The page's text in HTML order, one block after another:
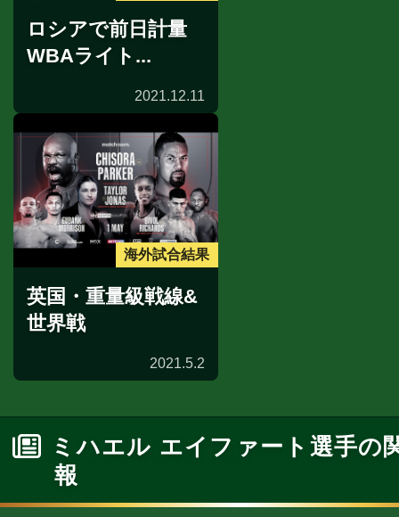
ロシアで前日計量
WBAライト...
2021.12.11
海外試合結果
英国・重量級戦線&
世界戦
2021.5.2
ミハエル エイファート選手の
報